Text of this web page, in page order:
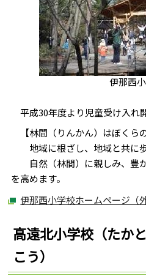
伊那西
平成30年度より児童受け入れ
【林間（りんかん）はぼくらの
地域に根ざし、地域と共に歩
自然（林間）に親しみ、豊
を高めます。
伊那西小学校ホームページ（
高遠北小学校（たか
こう）